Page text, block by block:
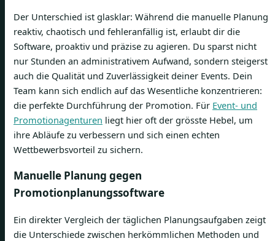
Der Unterschied ist glasklar: Während die manuelle Planung
reaktiv, chaotisch und fehleranfällig ist, erlaubt dir die
Software, proaktiv und präzise zu agieren. Du sparst nicht
nur Stunden an administrativem Aufwand, sondern steigerst
auch die Qualität und Zuverlässigkeit deiner Events. Dein
Team kann sich endlich auf das Wesentliche konzentrieren:
die perfekte Durchführung der Promotion. Für Event- und
Promotionagenturen liegt hier oft der grösste Hebel, um
ihre Abläufe zu verbessern und sich einen echten
Wettbewerbsvorteil zu sichern.
Manuelle Planung gegen
Promotionplanungssoftware
Ein direkter Vergleich der täglichen Planungsaufgaben zeigt
die Unterschiede zwischen herkömmlichen Methoden und